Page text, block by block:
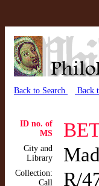
Back to Search Back
ID no. of
MS
City and
Library
Collection:
Call
R/